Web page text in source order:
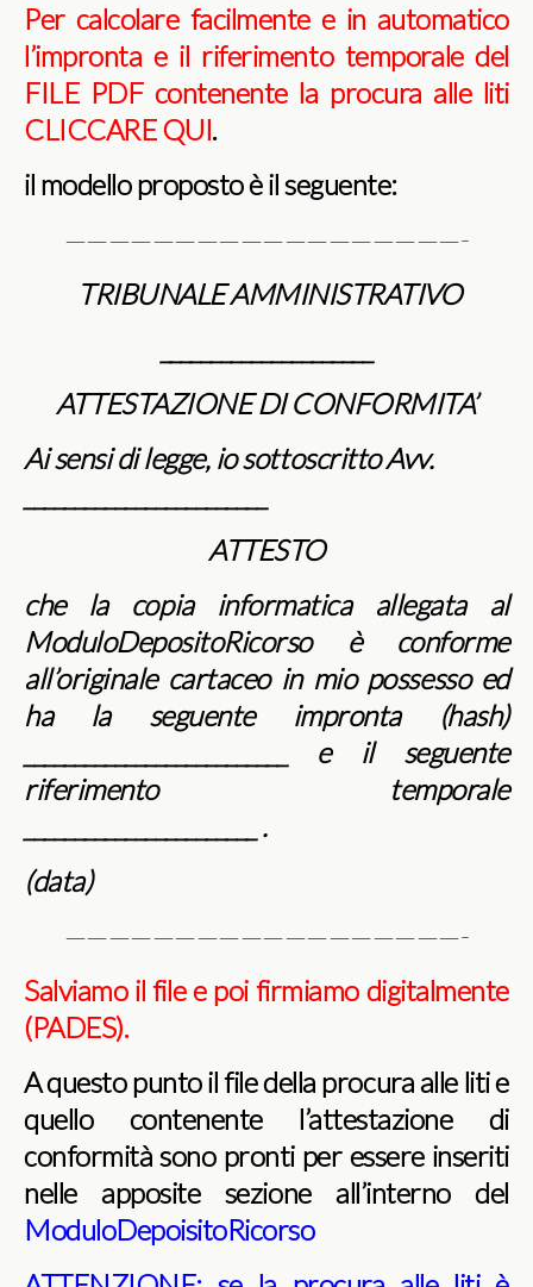
Per calcolare facilmente e in automatico
l’impronta e il riferimento temporale del
FILE PDF contenente la procura alle liti
CLICCARE QUI.
il modello proposto è il seguente:
——————————————————-
TRIBUNALE AMMINISTRATIVO
ATTESTAZIONE DI CONFORMITA’
Ai sensi di legge, io sottoscritto Avv.
ATTESTO
che la copia informatica allegata al
ModuloDepositoRicorso è conforme
all’originale cartaceo in mio possesso ed
ha la seguente impronta (hash)
__________________________ e il seguente
riferimento temporale
_______________________ .
(data)
——————————————————-
Salviamo il file e poi firmiamo digitalmente
(PADES).
A questo punto il file della procura alle liti e
quello contenente l’attestazione di
conformità sono pronti per essere inseriti
nelle apposite sezione all’interno del
ModuloDepoisitoRicorso